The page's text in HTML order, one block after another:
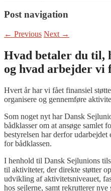
Post navigation
← Previous Next →
Hvad betaler du til,
og hvad arbejder vi
Hvert år har vi fået finansiel
organisere og gennemføre
Som noget nyt har Dansk
bådklasser om at ansøge samlet
bestyrelsen har derfor
for bådklassen.
I henhold til Dansk Sejlunions
til aktiviteter, der direkte støtter
udvikling af aktivitetsniveauet,
hos sejlerne, samt rekrutterer nye